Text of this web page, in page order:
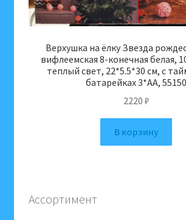
Верхушка на ёлку Звезда
вифлеемская 8-конечная белая,
теплый свет, 22*5.5*30 см, с
батарейках 3*АА, 55150
2220 ₽
В корзину
Ассортимент